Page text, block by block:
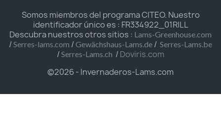
Somos miembros del programa CITEO. Nuestro
identificador único es : FR334922_01RILL
Descubra nuestros otros sitios : Lams-Greenhouse.com
/ Serres-lams.com /Gewächshaus-Lams.de / Serres-Lams.be
/ Serres-Lams.ch /Doviris.com
©2026 - Invernaderos-Lams.com